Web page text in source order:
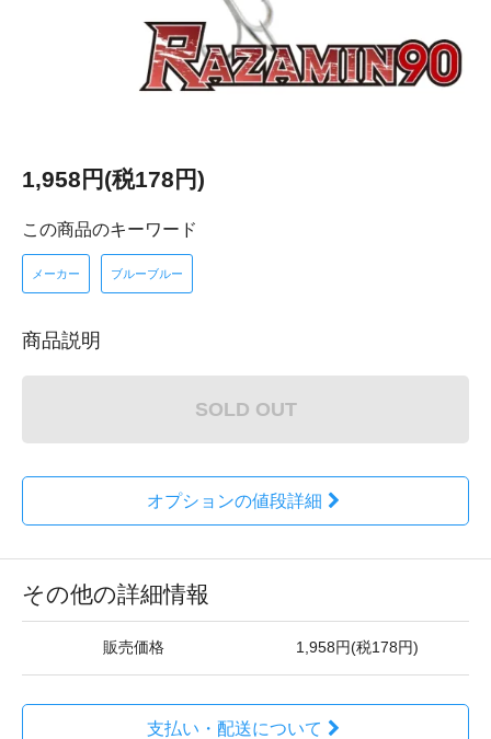
1,958円(税178円)
この商品のキーワード
メーカー ブルーブルー
商品説明
SOLD OUT
オプションの値段詳細
その他の詳細情報
販売価格 1,958円(税178円)
支払い・配送について